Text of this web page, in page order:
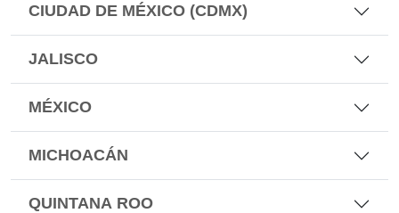
CIUDAD DE MÉXICO (CDMX)
JALISCO
MÉXICO
MICHOACÁN
QUINTANA ROO